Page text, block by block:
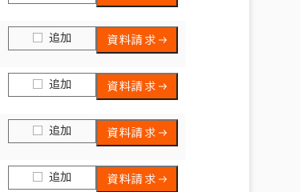
追加 資料請求
追加 資料請求
追加 資料請求
追加 資料請求